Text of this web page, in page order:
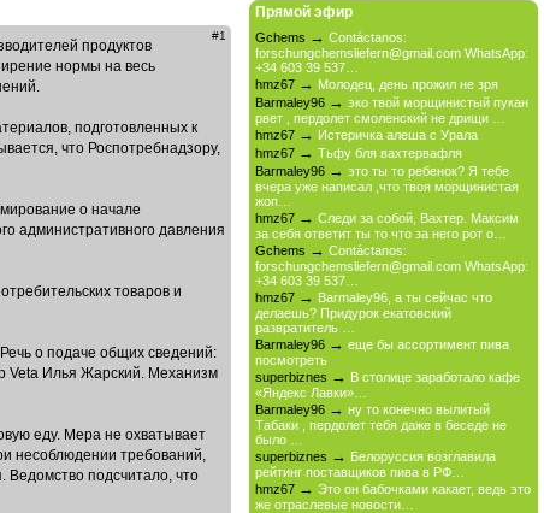
#1
продуктов
нормы на весь
подготовленных к
что Роспотребнадзору,
о начале
административного давления
товаров и
о подаче общих сведений:
Veta Илья Жарский. Механизм
еду. Мера не охватывает
несоблюдении требований,
Ведомство подсчитало, что
Прямой эфир
Gchems → Contáctanos:
forschungchemsliefern@gmail.com WhatsApp:
+34 603 39 537…
hmz67 → Молодец, день прожил не зря
Barmaley96 → эко твой морщинистый пукан
рвет , пердолет смоленский не дрищи …
hmz67 → Истеричка алеша с Урала
hmz67 → Тьфу бля вахтервафля
Barmaley96 → это ты то ребенок? Я тебе
вчера уже написал ,что твоя морщинистая
жоп…
hmz67 → Следи за собой, Вахтер. Максим
за себя ответит ты то что за него рот о…
Gchems → Contáctanos:
forschungchemsliefern@gmail.com WhatsApp:
+34 603 39 537…
hmz67 → Barmaley96, а ты сейчас что
делаешь? Придурок екатовский
развратитель …
Barmaley96 → еще бы ассортимент пива
посмотреть
superbiznes → В столице заработало кафе
«Яндекс Лавки»…
Barmaley96 → ну то конечно вылитый
Табаки , пердолет тебя даже в беседе не
было …
superbiznes → Белоруссия возглавила
рейтинг поставщиков пива в РФ…
hmz67 → Это он бабочками какает, ведь это
же отраслевые новости…